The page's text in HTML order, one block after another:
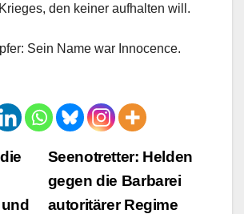
den keiner aufhalten will.
Sein Name war Innocence.
Seenotretter: Helden
gegen die Barbarei
autoritärer Regime